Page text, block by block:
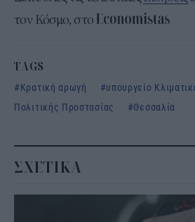
τον Κόσμο, στο
TAGS
Κρατική αρωγή
υπουργείο
Πολιτικής Προστασίας
Θεσσαλία
ΣΧΕΤΙΚΑ